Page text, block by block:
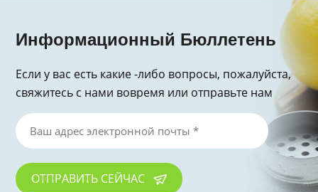
Информационный Бюллетень
Если у вас есть какие -либо вопросы, пожалуйста,
свяжитесь с нами вовремя или отправьте нам
электронное письмо, спасибо за запрос!
ОТПРАВИТЬ СЕЙЧАС